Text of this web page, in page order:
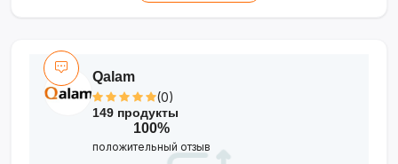
•Идеальный подарок для творческих
людей
— вдохновляет и украшает
пространство
Гармония движения и стиля для вашего
рабочего стола!
Qalam
(0)
149 продукты
100%
положительный отзыв